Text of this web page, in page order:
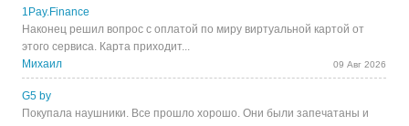
1Pay.Finance
Наконец решил вопрос с оплатой по миру виртуальной картой от
этого сервиса. Карта приходит...
Михаил
09 Авг 2026
G5 by
Покупала наушники. Все прошло хорошо. Они были запечатаны и